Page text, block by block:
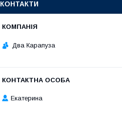
КОНТАКТИ
Два Карапуза
Екатерина